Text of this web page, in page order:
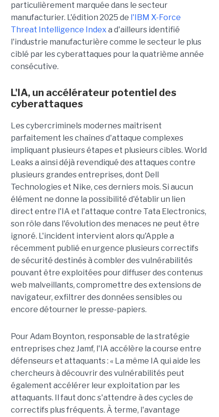
particulièrement marquée dans le secteur
manufacturier. L'édition 2025 de l'IBM X-Force
Threat Intelligence Index a d'ailleurs identifié
l'industrie manufacturière comme le secteur le plus
ciblé par les cyberattaques pour la quatrième année
consécutive.
L'IA, un accélérateur potentiel des
cyberattaques
Les cybercriminels modernes maîtrisent
parfaitement les chaînes d'attaque complexes
impliquant plusieurs étapes et plusieurs cibles. World
Leaks a ainsi déjà revendiqué des attaques contre
plusieurs grandes entreprises, dont Dell
Technologies et Nike, ces derniers mois. Si aucun
élément ne donne la possibilité d'établir un lien
direct entre l'IA et l'attaque contre Tata Electronics,
son rôle dans l'évolution des menaces ne peut être
ignoré. L'incident intervient alors qu'Apple a
récemment publié en urgence plusieurs correctifs
de sécurité destinés à combler des vulnérabilités
pouvant être exploitées pour diffuser des contenus
web malveillants, compromettre des extensions de
navigateur, exfiltrer des données sensibles ou
encore détourner le presse-papiers.
PourAdam Boynton, responsable de la stratégie
entreprises chezJamf, l'IA accélère la course entre
défenseurs et attaquants : « La même IA qui aide les
chercheurs à découvrir des vulnérabilités peut
également accélérer leur exploitation par les
attaquants. Il faut donc s'attendre à des cycles de
correctifs plus fréquents. À terme, l'avantage